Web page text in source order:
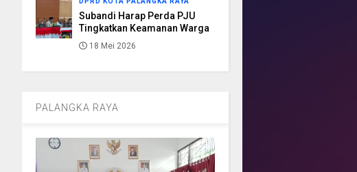
Subandi Harap Perda PJU
Tingkatkan Keamanan Warga
18 Mei 2026
PALANGKA RAYA